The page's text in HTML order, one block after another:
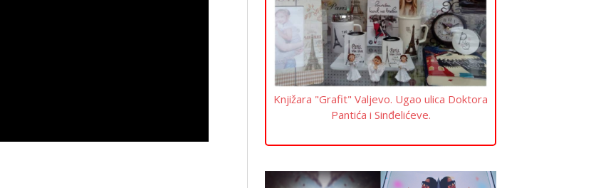
Knjižara "Grafit" Valjevo. Ugao ulica Doktora
Pantića i Sinđelićeve.